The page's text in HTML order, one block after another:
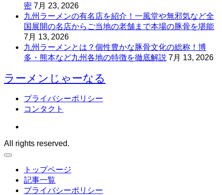
密 7月 23, 2026
九州ラーメンの有名店を紹介！一風堂や無邪気など全
国展開の名店からご当地の老舗まで本場の豚骨を堪能
7月 13, 2026
九州ラーメンとは？個性豊かな豚骨文化の総称！博
多・熊本など九州各地の特徴を徹底解説 7月 13, 2026
ラーメンじゃーなる
プライバシーポリシー
コンタクト
All rights reserved.
トップページ
記事一覧
プライバシーポリシー